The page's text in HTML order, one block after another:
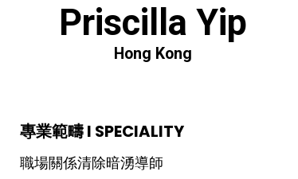
Priscilla Yip
Hong Kong
專業範疇 I SPECIALITY
職場關係清除暗湧導師